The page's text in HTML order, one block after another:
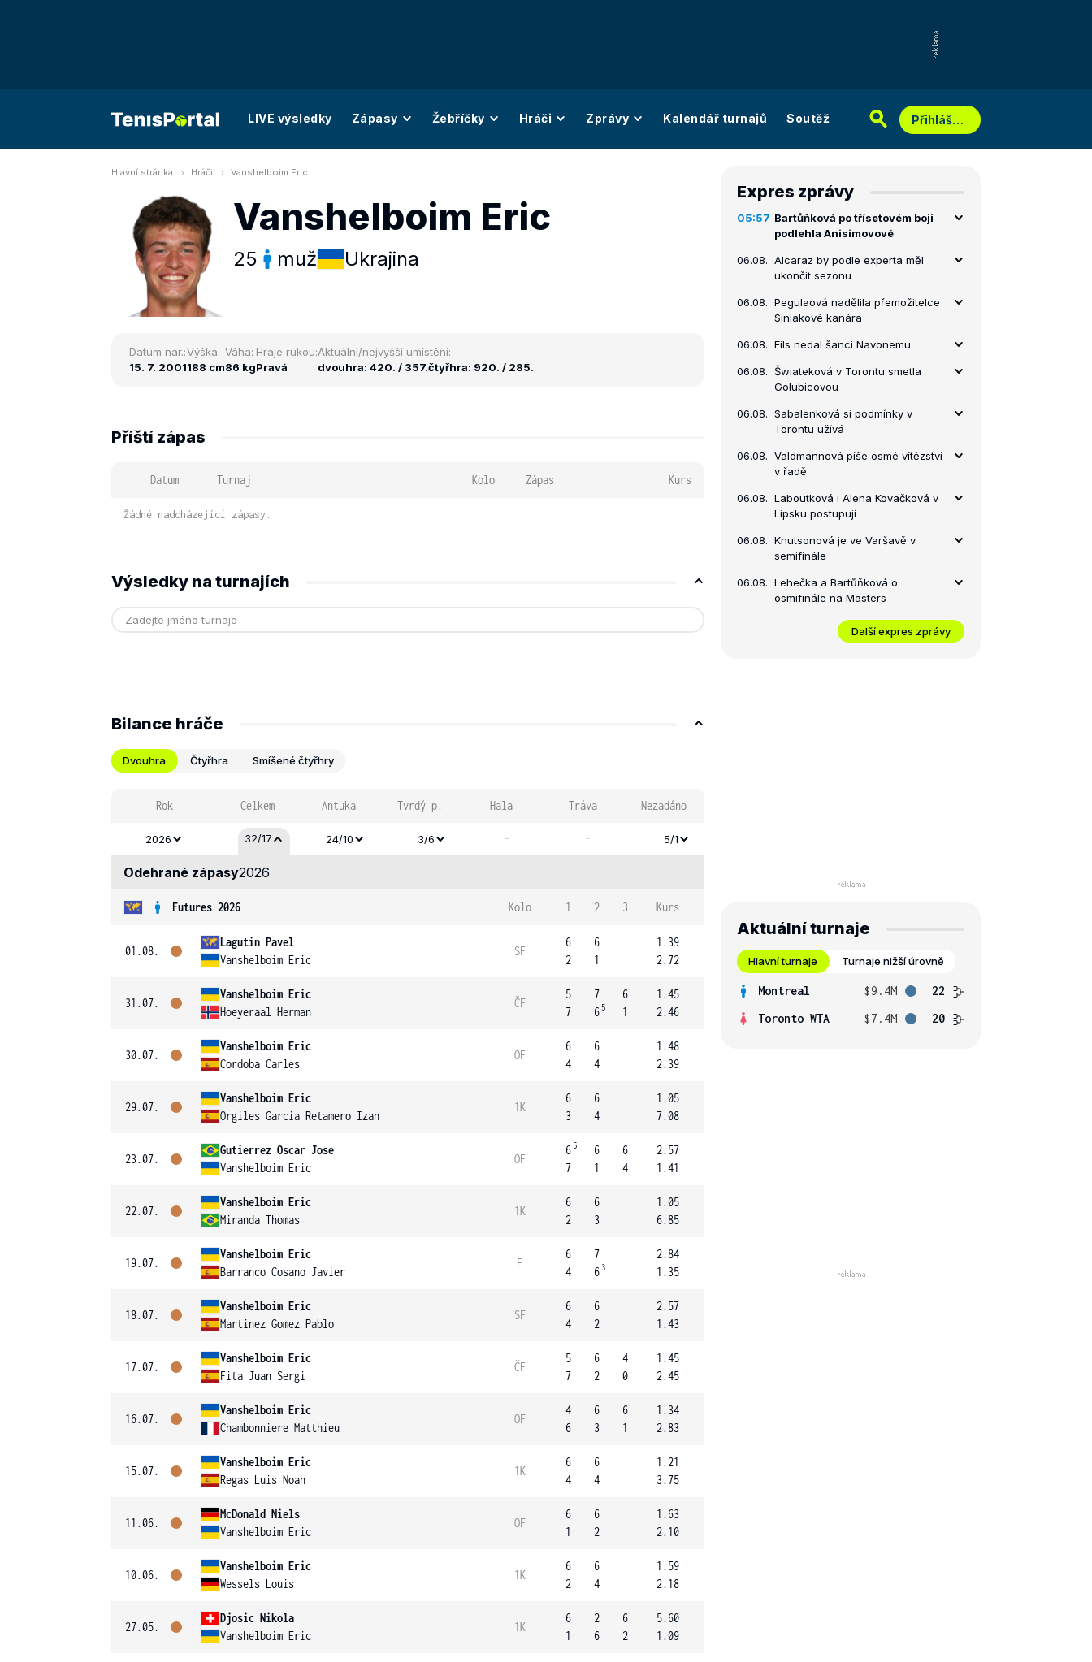
LIVE výsledky Zápasy Žebříčky Hráči Zprávy Kalendář turnajů Soutěž Přihlášení
Hlavní stránka Hráči Vanshelboim Eric
Vanshelboim Eric
25 muž Ukrajina
Datum nar.:
15. 7. 2001
Výška:
188 cm
Váha:
86 kg
Hraje rukou:
Pravá
Aktuální/nejvyšší umístění:
dvouhra: 420. / 357.čtyřhra: 920. / 285.
Příští zápas
Datum Turnaj Kolo Zápas Kurs
Žádné nadcházející zápasy.
Výsledky na turnajích
Bilance hráče
Dvouhra Čtyřhra Smíšené čtyřhry
Rok Celkem Antuka Tvrdý p. Hala Tráva Nezadáno
2026 32/17 24/10 3/6 - - 5/1
Odehrané zápasy2026
Futures 2026 Kolo 1 2 3 Kurs
01.08.
Lagutin Pavel
Vanshelboim Eric
SF
6
2
6
1
1.39
2.72
31.07.
Vanshelboim Eric
Hoeyeraal Herman
ČF
5
7
7
6 5
6
1
1.45
2.46
30.07.
Vanshelboim Eric
Cordoba Carles
OF
6
4
6
4
1.48
2.39
29.07.
Vanshelboim Eric
Orgiles Garcia Retamero Izan
1K
6
3
6
4
1.05
7.08
23.07.
Gutierrez Oscar Jose
Vanshelboim Eric
OF
6 5
7
6
1
6
4
2.57
1.41
22.07.
Vanshelboim Eric
Miranda Thomas
1K
6
2
6
3
1.05
6.85
19.07.
Vanshelboim Eric
Barranco Cosano Javier
F
6
4
7
6 3
2.84
1.35
18.07.
Vanshelboim Eric
Martinez Gomez Pablo
SF
6
4
6
2
2.57
1.43
17.07.
Vanshelboim Eric
Fita Juan Sergi
ČF
5
7
6
2
4
0
1.45
2.45
16.07.
Vanshelboim Eric
Chambonniere Matthieu
OF
4
6
6
3
6
1
1.34
2.83
15.07.
Vanshelboim Eric
Regas Luis Noah
1K
6
4
6
4
1.21
3.75
11.06.
McDonald Niels
Vanshelboim Eric
OF
6
1
6
2
1.63
2.10
10.06.
Vanshelboim Eric
Wessels Louis
1K
6
2
6
4
1.59
2.18
27.05.
Djosic Nikola
Vanshelboim Eric
1K
6
1
2
6
6
2
5.60
1.09
Expres zprávy
05:57 Bartůňková po třísetovém boji
podlehla Anisimovové
06.08. Alcaraz by podle experta měl
ukončit sezonu
06.08. Pegulaová nadělila přemožitelce
Siniakové kanára
06.08. Fils nedal šanci Navonemu
06.08. Šwiateková v Torontu smetla
Golubicovou
06.08. Sabalenková si podmínky v
Torontu užívá
06.08. Valdmannová píše osmé vítězství
v řadě
06.08. Laboutková i Alena Kovačková v
Lipsku postupují
06.08. Knutsonová je ve Varšavě v
semifinále
06.08. Lehečka a Bartůňková o
osmifinále na Masters
Další expres zprávy
Aktuální turnaje
Hlavní turnaje Turnaje nižší úrovně
Montreal $9.4M
22
Toronto WTA
$7.4M 20